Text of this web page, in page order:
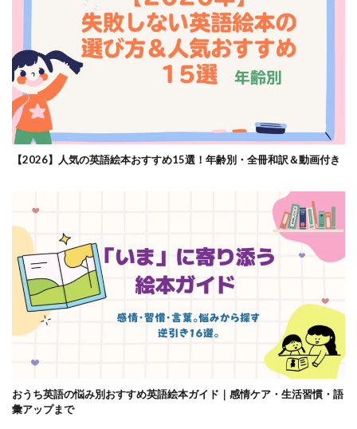
【2026】人気の英語絵本おすすめ15選！年齢別・全冊和訳＆動画付き
おうち英語の悩み別おすすめ英語絵本ガイド｜感情ケア・生活習慣・語
彙アップまで